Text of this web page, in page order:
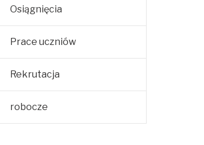
Osiągnięcia
Prace uczniów
Rekrutacja
robocze